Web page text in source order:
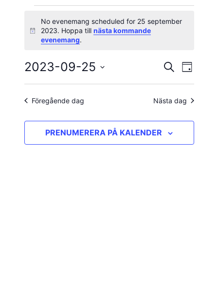
Evenemang
för
25
september
2023
Notis
No evenemang scheduled for 25 september
2023. Hoppa tillnästa kommande
evenemang.
Search
and
Views
SÖK DAG
2023-09-25
Välj
Föregående dag Nästa dag
PRENUMERERA PÅ KALENDER